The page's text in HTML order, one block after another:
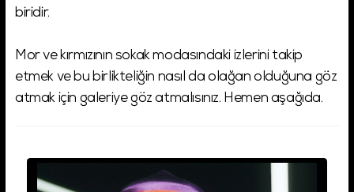
biridir.
Mor ve kırmızının sokak modasındaki izlerini takip
etmek ve bu birlikteliğin nasıl da olağan olduğuna göz
atmak için galeriye göz atmalısınız. Hemen aşağıda.